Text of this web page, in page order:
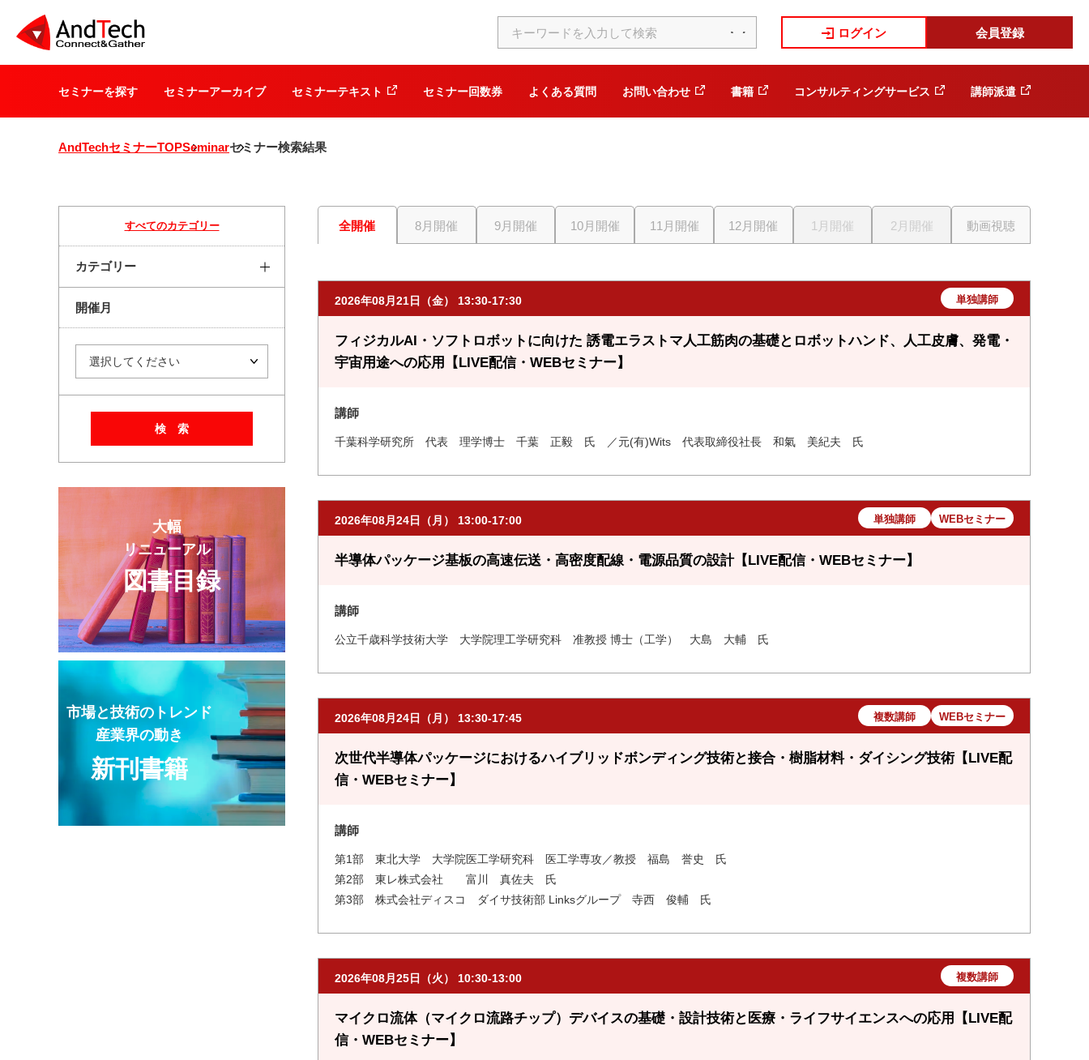
ログイン 会員登録
セミナーを探す セミナーアーカイブ セミナーテキスト セミナー回数券 よくある質問 お問い合わせ 書籍 コンサルティングサービス 講師派遣
AndTechセミナーTOPSeminarセミナー検索結果
全開催 8月開催 9月開催 10月開催 11月開催 12月開催 1月開催 2月開催 動画視聴
2026年08月21日（金） 13:30-17:30 単独講師
フィジカルAI・ソフトロボットに向けた 誘電エラストマ人工筋肉の基礎とロボットハンド、人工皮膚、発電・
宇宙用途への応用【LIVE配信・WEBセミナー】
講師
千葉科学研究所 代表 理学博士 千葉 正毅 氏 ／元(有)Wits 代表取締役社長 和氣 美紀夫 氏
2026年08月24日（月） 13:00-17:00 単独講師 WEBセミナー
半導体パッケージ基板の高速伝送・高密度配線・電源品質の設計【LIVE配信・WEBセミナー】
講師
公立千歳科学技術大学 大学院理工学研究科 准教授 博士（工学） 大島 大輔 氏
2026年08月24日（月） 13:30-17:45 複数講師 WEBセミナー
次世代半導体パッケージにおけるハイブリッドボンディング技術と接合・樹脂材料・ダイシング技術【LIVE配
信・WEBセミナー】
講師
第1部 東北大学 大学院医工学研究科 医工学専攻／教授 福島 誉史 氏
第2部 東レ株式会社 富川 真佐夫 氏
第3部 株式会社ディスコ ダイサ技術部 Linksグループ 寺西 俊輔 氏
2026年08月25日（火） 10:30-13:00 複数講師
マイクロ流体（マイクロ流路チップ）デバイスの基礎・設計技術と医療・ライフサイエンスへの応用【LIVE配
信・WEBセミナー】
すべてのカテゴリー
カテゴリー
開催月
検 索
大幅
リニューアル
図書目録
市場と技術のトレンド
産業界の動き
新刊書籍